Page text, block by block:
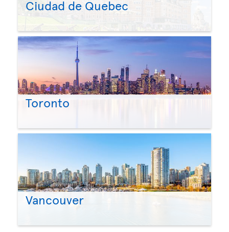
Ciudad de Quebec
Toronto
Vancouver